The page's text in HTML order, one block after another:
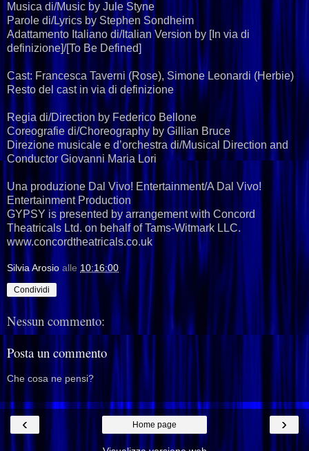
Musica di/Music by Jule Styne
Parole di/Lyrics by Stephen Sondheim
Adattamento Italiano di/Italian Version by [In via di
definizione]/[To Be Defined]
Cast: Francesca Taverni (Rose), Simone Leonardi (Herbie)
Resto del cast in via di definizione
Regia di/Direction by Federico Bellone
Coreografie di/Choreography by Gillian Bruce
Direzione musicale e d’orchestra di/Musical Direction and
Conductor Giovanni Maria Lori
Una produzione Dal Vivo! Entertainment/A Dal Vivo!
Entertainment Production
GYPSY is presented by arrangement with Concord
Theatricals Ltd. on behalf of Tams-Witmark LLC.
www.concordtheatricals.co.uk
Silvia Arosio alle 10:16:00
Condividi
Nessun commento:
Posta un commento
Che cosa ne pensi?
‹ ›
Home page